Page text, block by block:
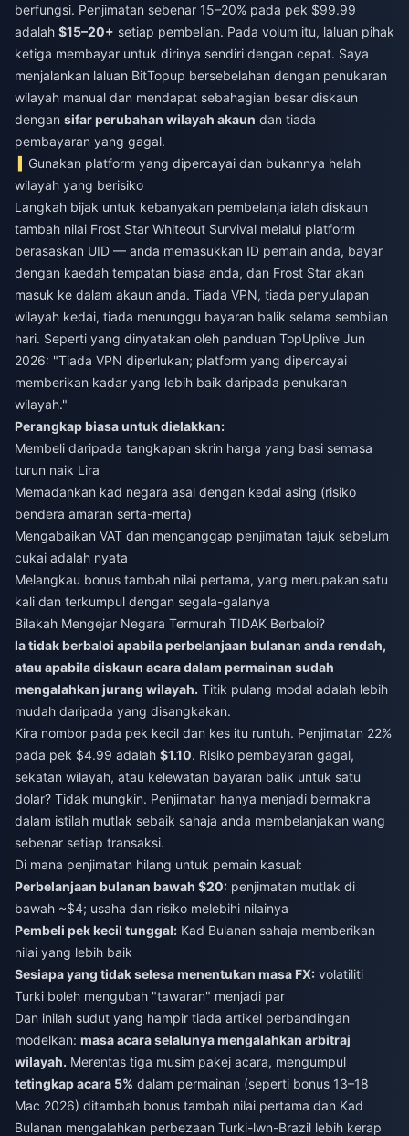
berfungsi. Penjimatan sebenar 15–20% pada pek $99.99
adalah $15–20+ setiap pembelian. Pada volum itu, laluan pihak
ketiga membayar untuk dirinya sendiri dengan cepat. Saya
menjalankan laluan BitTopup bersebelahan dengan penukaran
wilayah manual dan mendapat sebahagian besar diskaun
dengan sifar perubahan wilayah akaun dan tiada
pembayaran yang gagal.
Gunakan platform yang dipercayai dan bukannya helah
wilayah yang berisiko
Langkah bijak untuk kebanyakan pembelanja ialah diskaun
tambah nilai Frost Star Whiteout Survival melalui platform
berasaskan UID — anda memasukkan ID pemain anda, bayar
dengan kaedah tempatan biasa anda, dan Frost Star akan
masuk ke dalam akaun anda. Tiada VPN, tiada penyulapan
wilayah kedai, tiada menunggu bayaran balik selama sembilan
hari. Seperti yang dinyatakan oleh panduan TopUplive Jun
2026: "Tiada VPN diperlukan; platform yang dipercayai
memberikan kadar yang lebih baik daripada penukaran
wilayah."
Perangkap biasa untuk dielakkan:
Membeli daripada tangkapan skrin harga yang basi semasa
turun naik Lira
Memadankan kad negara asal dengan kedai asing (risiko
bendera amaran serta-merta)
Mengabaikan VAT dan menganggap penjimatan tajuk sebelum
cukai adalah nyata
Melangkau bonus tambah nilai pertama, yang merupakan satu
kali dan terkumpul dengan segala-galanya
Bilakah Mengejar Negara Termurah TIDAK Berbaloi?
Ia tidak berbaloi apabila perbelanjaan bulanan anda rendah,
atau apabila diskaun acara dalam permainan sudah
mengalahkan jurang wilayah. Titik pulang modal adalah lebih
mudah daripada yang disangkakan.
Kira nombor pada pek kecil dan kes itu runtuh. Penjimatan 22%
pada pek $4.99 adalah $1.10. Risiko pembayaran gagal,
sekatan wilayah, atau kelewatan bayaran balik untuk satu
dolar? Tidak mungkin. Penjimatan hanya menjadi bermakna
dalam istilah mutlak sebaik sahaja anda membelanjakan wang
sebenar setiap transaksi.
Di mana penjimatan hilang untuk pemain kasual:
Perbelanjaan bulanan bawah $20: penjimatan mutlak di
bawah ~$4; usaha dan risiko melebihi nilainya
Pembeli pek kecil tunggal: Kad Bulanan sahaja memberikan
nilai yang lebih baik
Sesiapa yang tidak selesa menentukan masa FX: volatiliti
Turki boleh mengubah "tawaran" menjadi par
Dan inilah sudut yang hampir tiada artikel perbandingan
modelkan: masa acara selalunya mengalahkan arbitraj
wilayah. Merentas tiga musim pakej acara, mengumpul
tetingkap acara 5% dalam permainan (seperti bonus 13–18
Mac 2026) ditambah bonus tambah nilai pertama dan Kad
Bulanan mengalahkan perbezaan Turki-lwn-Brazil lebih kerap